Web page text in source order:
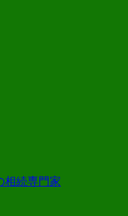
相続専門家